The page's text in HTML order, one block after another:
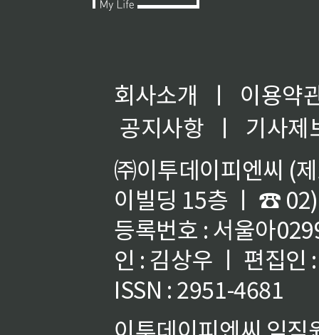
회사소개 ㅣ
이용약
공지사항
ㅣ
기사제
㈜이투데이피엔씨 (
이빌딩 15층 ㅣ ☎
등록번호 : 서울아
인 : 김상우 ㅣ 편집인
ISSN : 2951-4681